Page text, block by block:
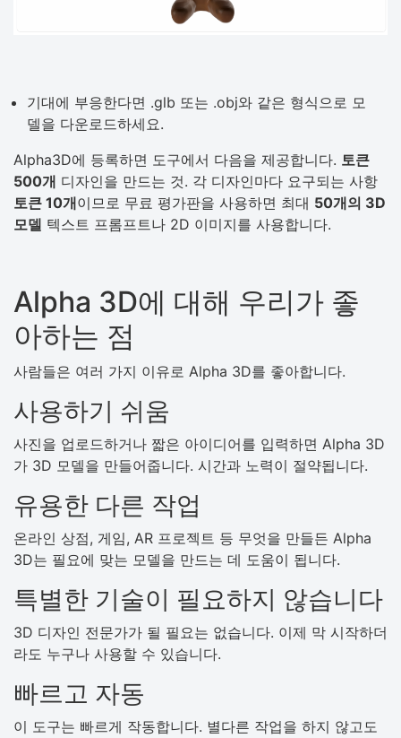
기대에 부응한다면 .glb 또는 .obj와 같은 형식으로 모
델을 다운로드하세요.
Alpha3D에 등록하면 도구에서 다음을 제공합니다. 토큰
500개 디자인을 만드는 것. 각 디자인마다 요구되는 사항
토큰 10개이므로 무료 평가판을 사용하면 최대 50개의 3D
모델 텍스트 프롬프트나 2D 이미지를 사용합니다.
Alpha 3D에 대해 우리가 좋
아하는 점
사람들은 여러 가지 이유로 Alpha 3D를 좋아합니다.
사용하기 쉬움
사진을 업로드하거나 짧은 아이디어를 입력하면 Alpha 3D
가 3D 모델을 만들어줍니다. 시간과 노력이 절약됩니다.
유용한 다른 작업
온라인 상점, 게임, AR 프로젝트 등 무엇을 만들든 Alpha
3D는 필요에 맞는 모델을 만드는 데 도움이 됩니다.
특별한 기술이 필요하지 않습니다
3D 디자인 전문가가 될 필요는 없습니다. 이제 막 시작하더
라도 누구나 사용할 수 있습니다.
빠르고 자동
이 도구는 빠르게 작동합니다. 별다른 작업을 하지 않고도